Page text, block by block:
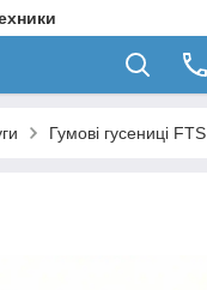
Гумові гусениці FTS